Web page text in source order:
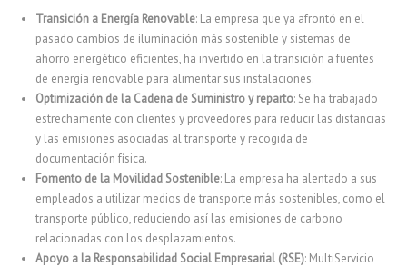
Transición a Energía Renovable: La empresa que ya afrontó en el
pasado cambios de iluminación más sostenible y sistemas de
ahorro energético eficientes, ha invertido en la transición a fuentes
de energía renovable para alimentar sus instalaciones.
Optimización de la Cadena de Suministro y reparto: Se ha trabajado
estrechamente con clientes y proveedores para reducir las distancias
y las emisiones asociadas al transporte y recogida de
documentación física.
Fomento de la Movilidad Sostenible: La empresa ha alentado a sus
empleados a utilizar medios de transporte más sostenibles, como el
transporte público, reduciendo así las emisiones de carbono
relacionadas con los desplazamientos.
Apoyo a la Responsabilidad Social Empresarial (RSE): MultiServicio